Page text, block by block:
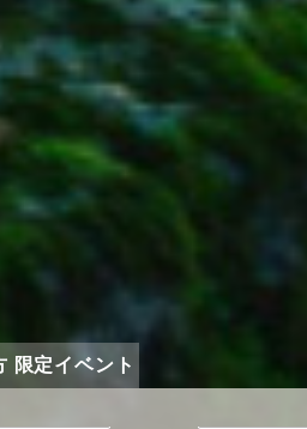
限定イベント